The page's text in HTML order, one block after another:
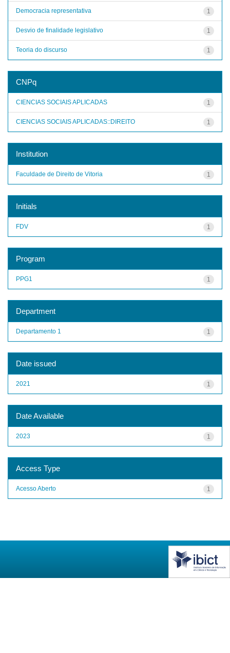
1
Democracia representativa
1
Desvio de finalidade legislativo
1
Teoria do discurso
CNPq
1
CIENCIAS SOCIAIS APLICADAS
1
CIENCIAS SOCIAIS APLICADAS::DIREITO
Institution
1
Faculdade de Direito de Vitoria
Initials
1
FDV
Program
1
PPG1
Department
1
Departamento 1
Date issued
1
2021
Date Available
1
2023
Access Type
1
Acesso Aberto